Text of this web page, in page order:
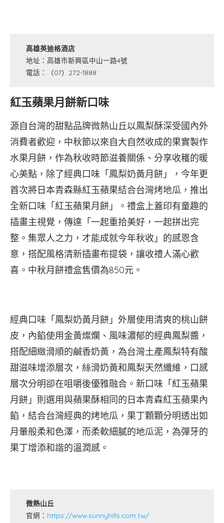
高雄英迪格酒店
地址：高雄市新興區中山一路4號
電話：（07）272-1888
紅玉蘋果月餅新口味
源自台灣的甜點品牌微熱山丘以鳳梨酥深受國內外
消費者歡迎，中秋節以來自大自然收成的果實製作
水果月餅，作為秋收時節滋養關係、分享收穫的暖
心美點，除了經典口味「鳳梨奶黃月餅」，今年更
首次將日本青森縣紅玉蘋果結合台灣烤地瓜，推出
全新口味「紅玉蘋果月餅」。禮盒上蓋印有童趣的
插畫主視覺，傳達「一起重拾美好，一起拼出完
整。集眾人之力，才能成就今年秋收」的感恩含
意，搭配風格清新插畫布提袋，讓收禮人滿心歡
喜。中秋月餅禮盒售價為850元。
經典口味「鳳梨奶黃月餅」外層使用清爽的桃山餅
皮，內餡使用金黃燦爛、風味濃郁的經典鳳梨醬，
搭配細緻滑順的鹹香奶黃，為台灣土產鳳梨特有酸
甜滋味增添層次，絲滑奶黃和鳳梨天然纖維，口感
層次分明卻在咀嚼後優雅融合。新口味「紅玉蘋果
月餅」則選用與蘋果酥相同的日本青森紅玉蘋果內
餡，結合台灣經典的烤地瓜，果丁顆顆分明透出如
月暈般柔和色澤，而柔軟細膩的地瓜泥，為彈牙的
果丁增添和諧的溫潤感。
微熱山丘
官網： https://www.sunnyhills.com.tw/